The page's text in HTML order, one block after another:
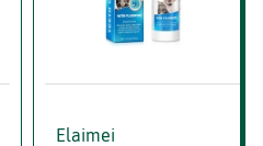
Elaimei